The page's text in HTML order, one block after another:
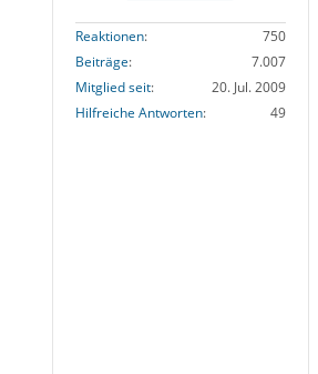
Reaktionen
750
Beiträge
7.007
Mitglied seit
20. Jul. 2009
Hilfreiche Antworten
49